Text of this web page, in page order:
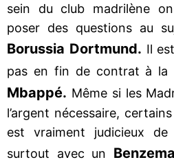
sein du club madrilène
poser des questions au
Borussia Dortmund. Il
pas en fin de contrat à la
Mbappé. Même si les
l’argent nécessaire,
est vraiment judicieux
surtout avec un Benzema